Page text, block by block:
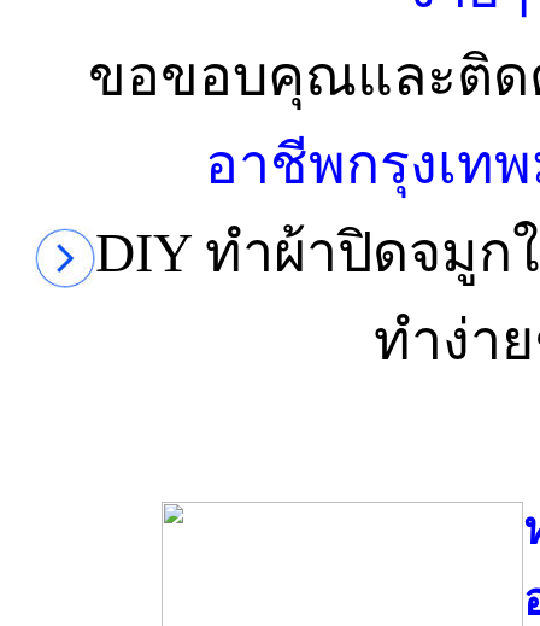
ขอขอบคุณและติด
อาชีพกรุงเท
DIY ทำผ้าปิดจมูก
ทำง่า